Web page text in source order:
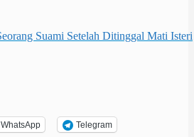
Suami Setelah Ditinggal Mati Isteri
WhatsApp Telegram